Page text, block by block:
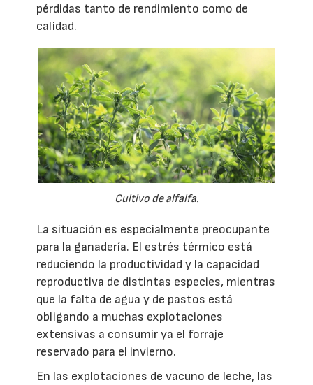
pérdidas tanto de rendimiento como de
calidad.
Cultivo de alfalfa.
La situación es especialmente preocupante
para la ganadería. El estrés térmico está
reduciendo la productividad y la capacidad
reproductiva de distintas especies, mientras
que la falta de agua y de pastos está
obligando a muchas explotaciones
extensivas a consumir ya el forraje
reservado para el invierno.
En las explotaciones de vacuno de leche, las